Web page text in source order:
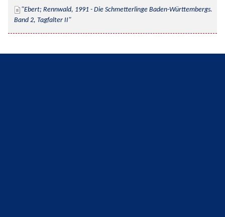
Ebert; Rennwald, 1991 - Die Schmetterlinge Baden-Württembergs.
Band 2, Tagfalter II